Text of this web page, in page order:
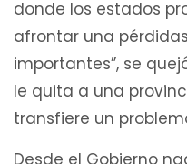
donde los estados
afrontar una
importantes”, se
le quita a una
transfiere un
Desde el Gobierno